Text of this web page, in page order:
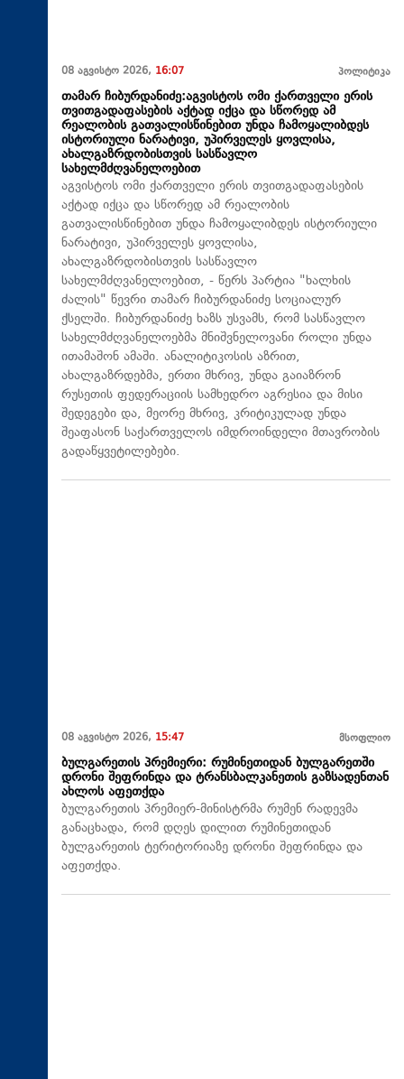
08 აგვისტო 2026, 16:07 პოლიტიკა
თამარ ჩიბურდანიძე:აგვისტოს ომი ქართველი ერის
თვითგადაფასების აქტად იქცა და სწორედ ამ
რეალობის გათვალისწინებით უნდა ჩამოყალიბდეს
ისტორიული ნარატივი, უპირველეს ყოვლისა,
ახალგაზრდობისთვის სასწავლო
სახელმძღვანელოებით
აგვისტოს ომი ქართველი ერის თვითგადაფასების
აქტად იქცა და სწორედ ამ რეალობის
გათვალისწინებით უნდა ჩამოყალიბდეს ისტორიული
ნარატივი, უპირველეს ყოვლისა,
ახალგაზრდობისთვის სასწავლო
სახელმძღვანელოებით, - წერს პარტია "ხალხის
ძალის" წევრი თამარ ჩიბურდანიძე სოციალურ
ქსელში. ჩიბურდანიძე ხაზს უსვამს, რომ სასწავლო
სახელმძღვანელოებმა მნიშვნელოვანი როლი უნდა
ითამაშონ ამაში. ანალიტიკოსის აზრით,
ახალგაზრდებმა, ერთი მხრივ, უნდა გაიაზრონ
რუსეთის ფედერაციის სამხედრო აგრესია და მისი
შედეგები და, მეორე მხრივ, კრიტიკულად უნდა
შეაფასონ საქართველოს იმდროინდელი მთავრობის
გადაწყვეტილებები.
08 აგვისტო 2026, 15:47 მსოფლიო
ბულგარეთის პრემიერი: რუმინეთიდან ბულგარეთში
დრონი შეფრინდა და ტრანსბალკანეთის გაზსადენთან
ახლოს აფეთქდა
ბულგარეთის პრემიერ-მინისტრმა რუმენ რადევმა
განაცხადა, რომ დღეს დილით რუმინეთიდან
ბულგარეთის ტერიტორიაზე დრონი შეფრინდა და
აფეთქდა.